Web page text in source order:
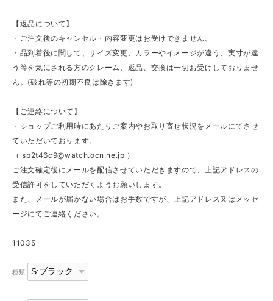
【返品について】
・ご注文後のキャンセル・内容変更はお受けできません。
・品到着後に関して、サイズ変更、カラーやイメージが違う、実寸が違
う等を気にされる方のクレーム、返品、交換は一切お受けしておりませ
ん。(破れ等の初期不良は除きます)
【ご連絡について】
・ショップご利用時にあたりご案内やお取り寄せ状況をメールにてさせ
ていただいております。
（sp2t46c9@watch.ocn.ne.jp ）
ご注文確定後にメールを配信させていただきますので、上記アドレスの
受信許可をしていただくようお願いします。
また、メールが届かない場合はお手数ですが、上記アドレス又はメッセ
ージにてご連絡ください。
11035
種類